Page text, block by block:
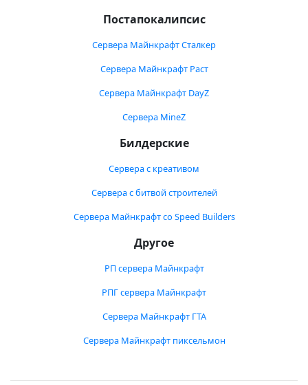
Постапокалипсис
Сервера Майнкрафт Сталкер
Сервера Майнкрафт Раст
Сервера Майнкрафт DayZ
Сервера MineZ
Билдерские
Сервера с креативом
Сервера с битвой строителей
Сервера Майнкрафт со Speed Builders
Другое
РП сервера Майнкрафт
РПГ сервера Майнкрафт
Сервера Майнкрафт ГТА
Сервера Майнкрафт пиксельмон